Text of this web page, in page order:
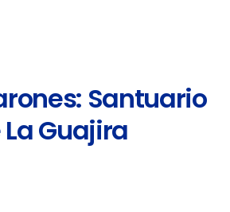
Santuario
Guajira